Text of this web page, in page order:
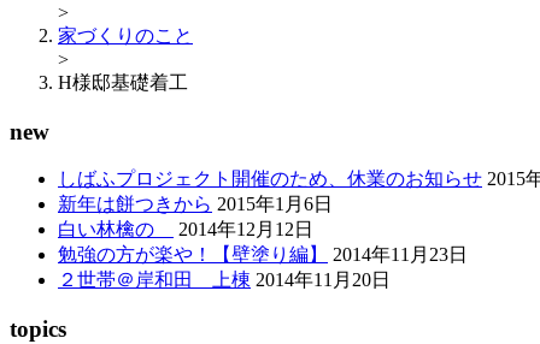
>
家づくりのこと
>
H様邸基礎着工
new
しばふプロジェクト開催のため、休業のお知らせ 2015
新年は餅つきから 2015年1月6日
白い林檎の
2014年12月12日
勉強の方が楽や！【壁塗り編】
2014年11月23日
２世帯＠岸和田 上棟 2014年11月20日
topics